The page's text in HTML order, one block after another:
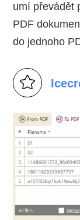
umí převádět
PDF
do jednoho